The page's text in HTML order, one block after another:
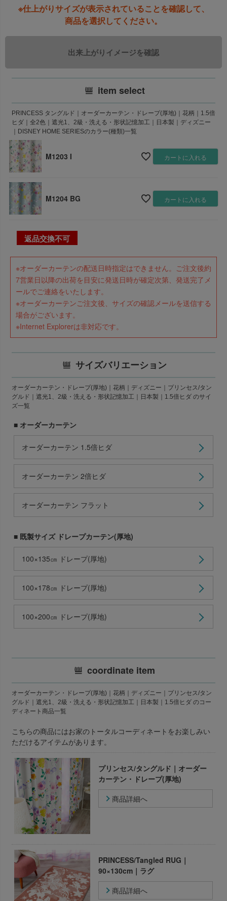
※仕上がりサイズが表示されていることを確認して、
商品を選択してください。
item select
PRINCESS タングルド｜オーダーカーテン・ドレープ(厚地)｜花柄｜1.5倍
ヒダ｜全2色｜遮光1、2級・洗える・形状記憶加工｜日本製｜ディズニー
｜DISNEY HOME SERIESのカラー(種類)一覧
M1203 I カートに入れる
M1204 BG カートに入れる
返品交換不可
※オーダーカーテンの配送日時指定はできません。ご注文後約
7営業日以降の出荷を目安に発送日時が確定次第、発送完了メ
ールでご連絡をいたします。
※オーダーカーテンご注文後、サイズの確認メールを送信する
場合がございます。
※Internet Explorerは非対応です。
サイズバリエーション
オーダーカーテン・ドレープ(厚地)｜花柄｜ディズニー｜プリンセス/タン
グルド｜遮光1、2級・洗える・形状記憶加工｜日本製｜1.5倍ヒダ のサイ
ズ一覧
■ オーダーカーテン
オーダーカーテン 1.5倍ヒダ
オーダーカーテン 2倍ヒダ
オーダーカーテン フラット
■ 既製サイズ ドレープカーテン(厚地)
100×135㎝ ドレープ(厚地)
100×178㎝ ドレープ(厚地)
100×200㎝ ドレープ(厚地)
coordinate item
オーダーカーテン・ドレープ(厚地)｜花柄｜ディズニー｜プリンセス/タン
グルド｜遮光1、2級・洗える・形状記憶加工｜日本製｜1.5倍ヒダ のコー
ディネート商品一覧
こちらの商品にはお家のトータルコーディネートをお楽しみい
ただけるアイテムがあります。
プリンセス/タングルド｜オーダー
カーテン・ドレープ(厚地)
商品詳細へ
PRINCESS/Tangled RUG｜
90×130cm｜ラグ
商品詳細へ